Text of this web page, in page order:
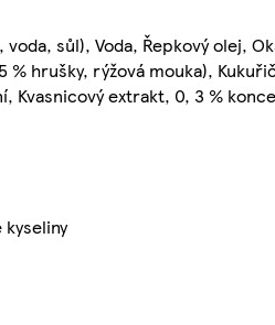
, voda, sůl), Voda, Řepkový olej,
% hrušky, rýžová mouka),
Kvasnicový extrakt, 0, 3 %